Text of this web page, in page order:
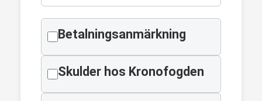
Betalningsanmärkning
Skulder hos Kronofogden